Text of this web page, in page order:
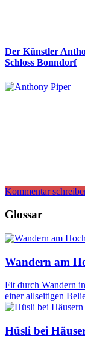
Der Künstler
Schloss Bonndorf
Kommentar
Glossar
Wandern am
Fit durch Wandern
einer allseitigen
Hüsli bei